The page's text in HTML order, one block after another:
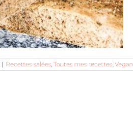
| Recettes salées, Toutes mes recettes, Vegan